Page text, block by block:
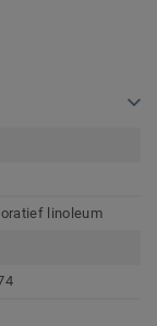
linoleum